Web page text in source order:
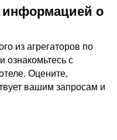
информацией о
из агрегаторов по
ознакомьтесь с
Оцените,
вашим запросам и